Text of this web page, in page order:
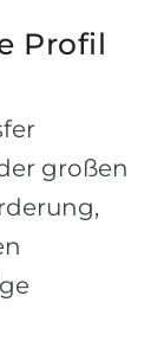
Profil
großen